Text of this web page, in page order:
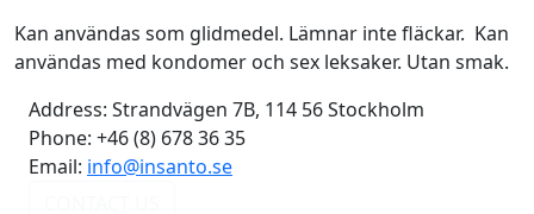
Kan användas som glidmedel. Lämnar inte fläckar. Kan
användas med kondomer och sex leksaker. Utan smak.
Address: Strandvägen 7B, 114 56 Stockholm
Phone: +46 (8) 678 36 35
Email: info@insanto.se